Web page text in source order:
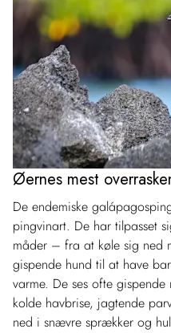
Øernes mest
De endemiske
pingvinart. De har tilpasset
måder – fra at køle sig ned
gispende hund til at have
varme. De ses ofte
kolde havbrise, jagtende
ned i snævre sprækker og